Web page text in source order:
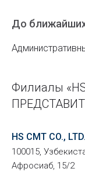
До
Филиалы «HS
HS CMT CO., LTD.
100015,
Афросиаб, 15/2